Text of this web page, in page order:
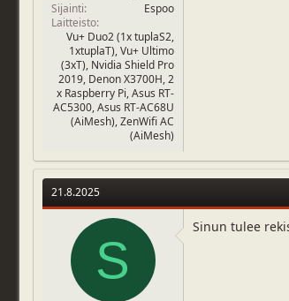
Sijainti
Espoo
Laitteisto
Vu+ Duo2 (1x tuplaS2,
1xtuplaT), Vu+ Ultimo
(3xT), Nvidia Shield Pro
2019, Denon X3700H, 2
x Raspberry Pi, Asus RT-
AC5300, Asus RT-AC68U
(AiMesh), ZenWifi AC
(AiMesh)
21.8.2025
S
Sinun tulee